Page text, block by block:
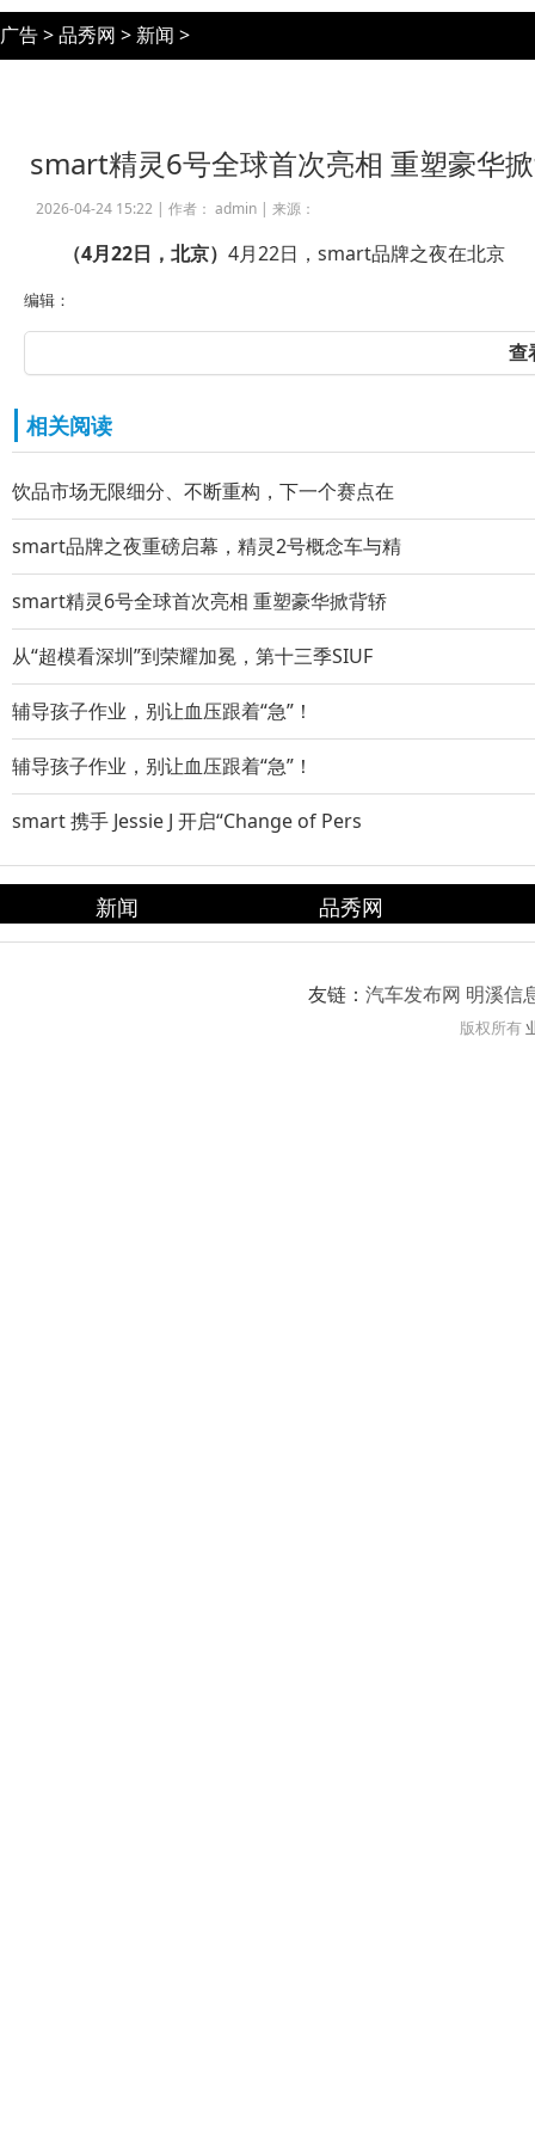
广告>品秀网 > 新闻 >
smart精灵6号全球首次亮相 重塑豪华
2026-04-24 15:22 | 作者： admin| 来源：
（4月22日，北京） 4月22日，smart品牌之夜在北京
编辑：
查
相关阅读
饮品市场无限细分、不断重构，下一个赛点在
smart品牌之夜重磅启幕，精灵2号概念车与精
smart精灵6号全球首次亮相 重塑豪华掀背轿
从“超模看深圳”到荣耀加冕，第十三季SIUF
辅导孩子作业，别让血压跟着“急”！
辅导孩子作业，别让血压跟着“急”！
smart 携手 Jessie J 开启“Change of Pers
新闻 品秀网
友链： 汽车发布网 明溪信
版权所有